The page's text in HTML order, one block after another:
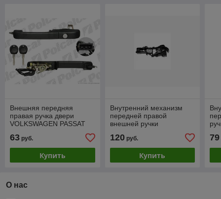
Внешняя передняя
правая ручка двери
VOLKSWAGEN PASSAT
63 руб.
Купить
Внутренний механизм
передней правой
внешней ручки
(B6 (3C)) 2005-2010
новый
120руб.
Купить
79
О нас